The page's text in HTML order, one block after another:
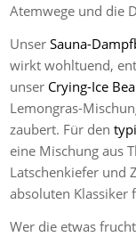
Atemwege und die
UnserSauna-
wirkt wohltuend,
unser Crying-Ice
Lemongras-
zaubert. Für den
eine Mischung aus
Latschenkiefer und
absoluten Klassiker
Wer die etwas